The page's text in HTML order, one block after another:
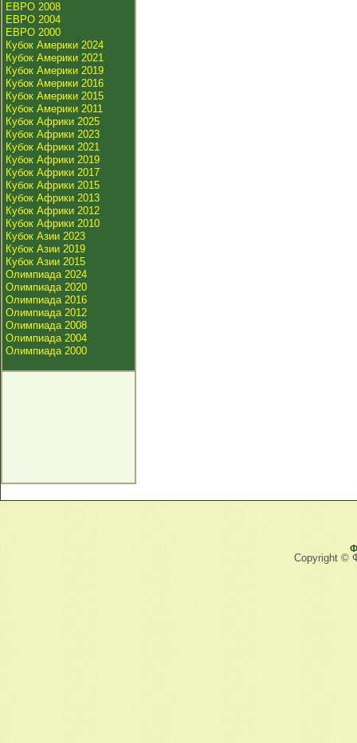
ЕВРО 2008
ЕВРО 2004
ЕВРО 2000
Кубок Америки 2024
Кубок Америки 2021
Кубок Америки 2019
Кубок Америки 2016
Кубок Америки 2015
Кубок Америки 2011
Кубок Африки 2025
Кубок Африки 2023
Кубок Африки 2021
Кубок Африки 2019
Кубок Африки 2017
Кубок Африки 2015
Кубок Африки 2013
Кубок Африки 2012
Кубок Африки 2010
Кубок Азии 2023
Кубок Азии 2019
Кубок Азии 2015
Олимпиада 2024
Олимпиада 2020
Олимпиада 2016
Олимпиада 2012
Олимпиада 2008
Олимпиада 2004
Олимпиада 2000
Copyright ©